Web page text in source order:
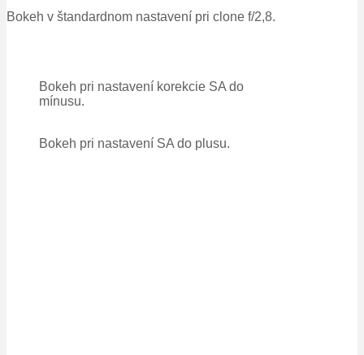
Bokeh v štandardnom nastavení pri clone f/2,8.
Bokeh pri nastavení korekcie SA do
mínusu.
Bokeh pri nastavení SA do plusu.